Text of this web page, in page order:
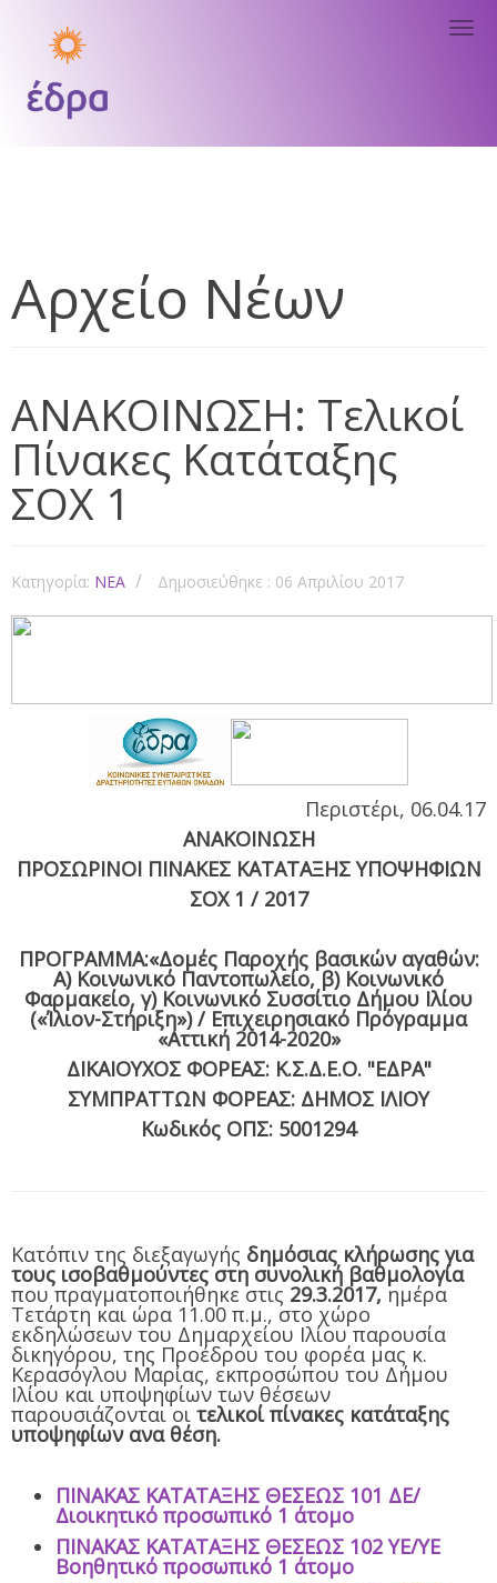
Αρχείο Νέων
ΑΝΑΚΟΙΝΩΣΗ: Τελικοί
Πίνακες Κατάταξης
ΣΟΧ 1
Κατηγορία: NEA Δημοσιεύθηκε : 06 Απριλίου 2017
Περιστέρι, 06.04.17
ΑΝΑΚΟΙΝΩΣΗ
ΠΡΟΣΩΡΙΝΟΙ ΠΙΝΑΚΕΣ ΚΑΤΑΤΑΞΗΣ ΥΠΟΨΗΦΙΩΝ
ΣΟΧ 1 / 2017
ΠΡΟΓΡΑΜΜΑ:«Δομές Παροχής βασικών αγαθών:
Α) Κοινωνικό Παντοπωλείο, β) Κοινωνικό
Φαρμακείο, γ) Κοινωνικό Συσσίτιο Δήμου Ιλίου
(«Ίλιον-Στήριξη») / Επιχειρησιακό Πρόγραμμα
«Αττική 2014-2020»
ΔΙΚΑΙΟΥΧΟΣ ΦΟΡΕΑΣ: Κ.Σ.Δ.Ε.Ο. "ΕΔΡΑ"
ΣΥΜΠΡΑΤΤΩΝ ΦΟΡΕΑΣ: ΔΗΜΟΣ ΙΛΙΟΥ
Κωδικός ΟΠΣ: 5001294
Κατόπιν της διεξαγωγής δημόσιας κλήρωσης για
τους ισοβαθμούντες στη συνολική βαθμολογία
που πραγματοποιήθηκε στις 29.3.2017, ημέρα
Τετάρτη και ώρα 11.00 π.μ., στο χώρο
εκδηλώσεων του Δημαρχείου Ιλίου παρουσία
δικηγόρου, της Προέδρου του φορέα μας κ.
Κερασόγλου Μαρίας, εκπροσώπου του Δήμου
Ιλίου και υποψηφίων των θέσεων
παρουσιάζονται οι τελικοί πίνακες κατάταξης
υποψηφίων ανα θέση.
ΠΙΝΑΚΑΣ ΚΑΤΑΤΑΞΗΣ ΘΕΣΕΩΣ 101 ΔΕ/
Διοικητικό προσωπικό 1 άτομο
ΠΙΝΑΚΑΣ ΚΑΤΑΤΑΞΗΣ ΘΕΣΕΩΣ 102 ΥΕ/ΥΕ
Βοηθητικό προσωπικό 1 άτομο